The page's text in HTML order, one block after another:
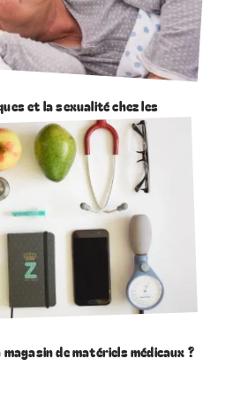
et la sexualité chez les
de matériels médicaux ?